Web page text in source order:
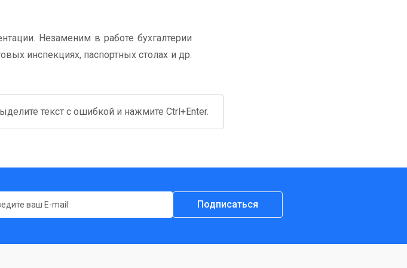
Незаменим в работе бухгалтерии
инспекциях, паспортных столах и др.
текст с ошибкой и нажмите Ctrl+Enter.
Подписаться